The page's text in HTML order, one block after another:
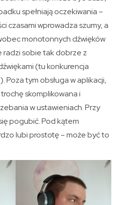
spełniają oczekiwania –
czasami wprowadza szumy, a
monotonnych dźwięków
radzi sobie tak dobrze z
(tu konkurencja
Poza tym obsługa w aplikacji,
skomplikowana i
w ustawieniach. Przy
pogubić. Pod kątem
lubi prostotę – może być to